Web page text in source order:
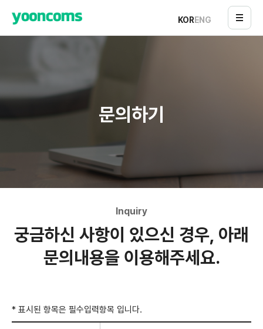
KORENG
문의하기
Inquiry
궁금하신 사항이 있으신 경우, 아래
문의내용을 이용해주세요.
* 표시된 항목은 필수입력항목 입니다.